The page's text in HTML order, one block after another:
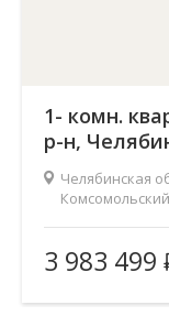
1- комн.
р-н,
д.141Челябинская
Жилой комплекс:
Количество
Общая площадь:
3 983 499